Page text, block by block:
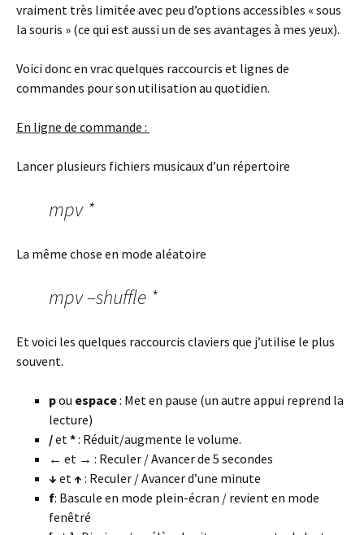
vraiment très limitée avec peu d’options accessibles « sous
la souris » (ce qui est aussi un de ses avantages à mes yeux).
Voici donc en vrac quelques raccourcis et lignes de
commandes pour son utilisation au quotidien.
En ligne de commande :
Lancer plusieurs fichiers musicaux d’un répertoire
mpv *
La même chose en mode aléatoire
mpv –shuffle *
Et voici les quelques raccourcis claviers que j’utilise le plus
souvent.
pou espace: Met en pause (un autre appui reprend la
lecture)
/et*: Réduit/augmente le volume.
← et → : Reculer / Avancer de 5 secondes
↓ et ↑ : Reculer / Avancer d’une minute
f: Bascule en mode plein-écran / revient en mode
fenêtré